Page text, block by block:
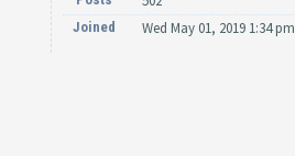
Joined Wed May 01, 2019 1:34 pm